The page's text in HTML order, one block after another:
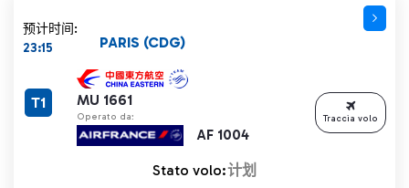
预计时间:
23:15
MU 1661
Operato da:
AF 1004
PARIS (CDG)
T1
Stato volo:计划
Traccia volo